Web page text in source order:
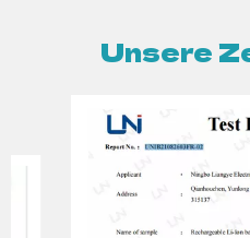
Unsere